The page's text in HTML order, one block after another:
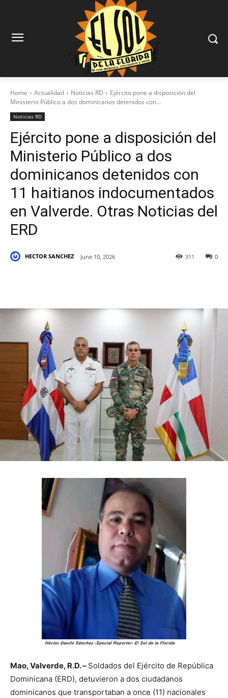
Home Actualidad Noticias RD
Ejército pone a disposición del
Ministerio Público a dos dominicanos detenidos con...
Noticias RD
Ejército pone a disposición del
Ministerio Público a dos
dominicanos detenidos con
11 haitianos indocumentados
en Valverde. Otras Noticias del
ERD
HECTOR SANCHEZ June 10, 2026 0
311
Mao, Valverde, R.D. – Soldados del Ejército de República
Dominicana (ERD), detuvieron a dos ciudadanos
dominicanos que transportaban a once (11) nacionales